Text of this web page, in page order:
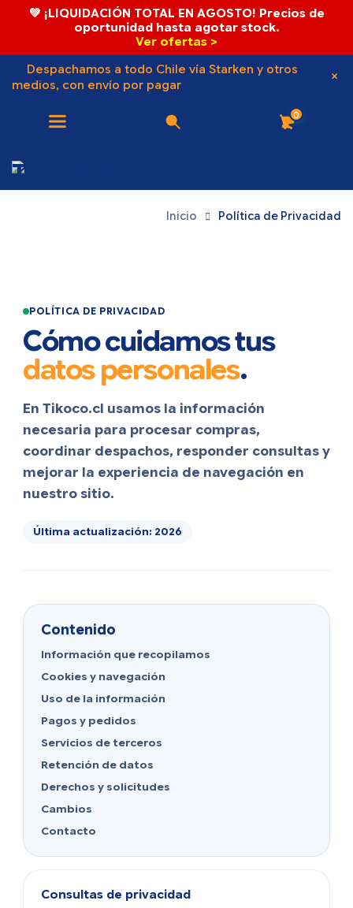
💚 ¡LIQUIDACIÓN TOTAL EN AGOSTO! Precios de
oportunidad hasta agotar stock.
Ver ofertas >
Despachamos a todo Chile vía Starken y otros
medios, con envío por pagar
0
Inicio Política de Privacidad
POLÍTICA DE PRIVACIDAD
Cómo cuidamos tus
datos personales.
En Tikoco.cl usamos la información
necesaria para procesar compras,
coordinar despachos, responder consultas y
mejorar la experiencia de navegación en
nuestro sitio.
Última actualización: 2026
Contenido
Información que recopilamos
Cookies y navegación
Uso de la información
Pagos y pedidos
Servicios de terceros
Retención de datos
Derechos y solicitudes
Cambios
Contacto
Consultas de privacidad